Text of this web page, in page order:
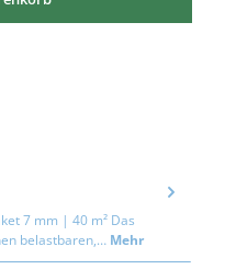
7 mm | 40 m² Das
belastbaren,… Mehr